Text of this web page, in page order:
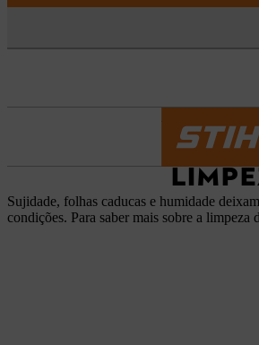
Sujidade, folhas caducas e humidade
condições. Para saber mais sobre a limpeza